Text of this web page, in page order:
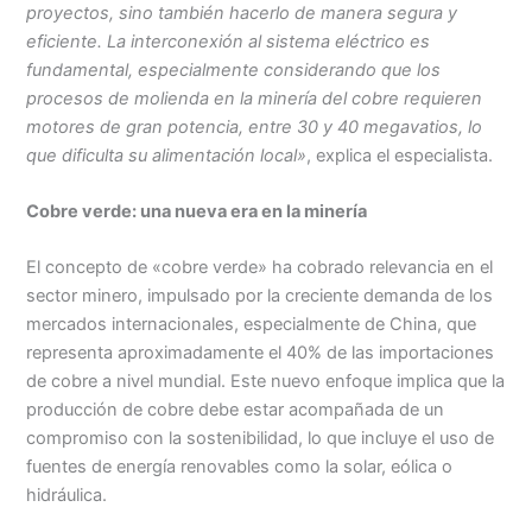
proyectos, sino también hacerlo de manera segura y
eficiente. La interconexión al sistema eléctrico es
fundamental, especialmente considerando que los
procesos de molienda en la minería del cobre requieren
motores de gran potencia, entre 30 y 40 megavatios, lo
que dificulta su alimentación local», explica el especialista.
Cobre verde: una nueva era en la minería
El concepto de «cobre verde» ha cobrado relevancia en el
sector minero, impulsado por la creciente demanda de los
mercados internacionales, especialmente de China, que
representa aproximadamente el 40% de las importaciones
de cobre a nivel mundial. Este nuevo enfoque implica que la
producción de cobre debe estar acompañada de un
compromiso con la sostenibilidad, lo que incluye el uso de
fuentes de energía renovables como la solar, eólica o
hidráulica.